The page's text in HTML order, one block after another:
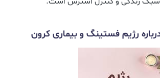
رژیم فستینگ و بیماری کرون